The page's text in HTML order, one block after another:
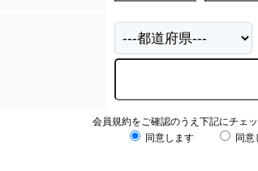
会員規約をご確認のうえ下記にチェッ
同意します
同意